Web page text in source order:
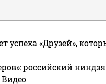
успеха «Друзей»,
российский
Видео